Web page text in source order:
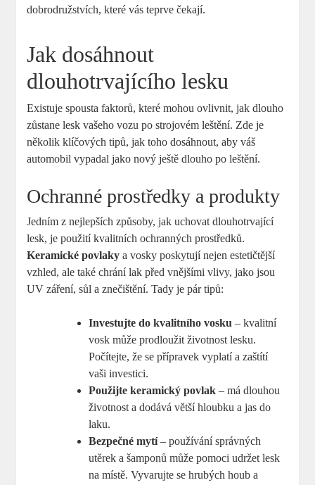
dobrodružstvích, které vás teprve čekají.
Jak dosáhnout
‍dlouhotrvajícího⁢ lesku
Existuje⁣ spousta faktorů, které mohou ovlivnit, jak dlouho
zůstane⁣ lesk vašeho vozu ‍po strojovém leštění. Zde je
několik⁢ klíčových tipů, jak toho dosáhnout, aby váš
⁤automobil vypadal jako nový ještě dlouho po leštění.
Ochranné⁢ prostředky a produkty
Jedním z nejlepších způsoby, jak uchovat dlouhotrvající ​
lesk, je použití kvalitních ochranných prostředků.
Keramické povlaky a vosky poskytují nejen estetičtější
vzhled, ale ​také chrání lak před vnějšími vlivy, jako‌ jsou
UV záření, sůl a⁣ znečištění. Tady je pár⁣ tipů:
Investujte do⁤ kvalitního vosku – kvalitní
vosk ⁣může prodloužit životnost lesku.
Počítejte, že se přípravek vyplatí ‌a zaštítí
vaši ⁢investici.
Použijte keramický⁢ povlak – má dlouhou
životnost a dodává větší hloubku a jas do
⁣laku.
Bezpečné mytí– používání ‌správných
utěrek​ a šamponů může pomoci udržet lesk
na místě. ‍Vyvarujte se hrubých houb a